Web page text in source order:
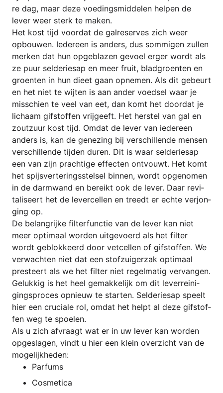
re dag, maar deze voe­dings­mid­de­len hel­pen de
lever weer sterk te maken.
Het kost tijd voor­dat de gal­re­ser­ves zich weer
opbou­wen. Iede­reen is anders, dus som­mi­gen zul­len
mer­ken dat hun opge­bla­zen gev­oel erger wordt als
ze puur sel­de­rie­sap en meer fruit, blad­groen­ten en
groen­ten in hun die­et gaan opne­men. Als dit gebe­urt
en het niet te wij­ten is aan ander voed­sel waar je
mis­schien te veel van eet, dan komt het door­dat je
lichaam gif­stof­fen vri­j­ge­eft. Het hers­tel van gal en
zout­zuur kost tijd. Omdat de lever van iede­reen
anders is, kan de gene­zing bij ver­schil­len­de men­sen
ver­schil­len­de tij­den duren. Dit is waar sel­de­rie­sap
een van zijn prachti­ge effec­ten ont­vouwt. Het komt
het spijs­ver­te­ringsstel­sel bin­nen, wordt opge­no­men
in de darm­wand en bereikt ook de lever. Daar revi­
ta­li­se­ert het de lever­cel­len en treedt er ech­te ver­jon­
ging op.
De belan­gri­jke fil­ter­func­tie van de lever kan niet
meer optim­aal wor­den uit­ge­voerd als het fil­ter
wordt gebl­ok­ke­erd door vet­cel­len of gif­stof­fen. We
ver­wach­ten niet dat een stof­zu­igerzak optim­aal
pres­teert als we het fil­ter niet regel­ma­tig ver­van­gen.
Geluk­kig is het heel gemak­ke­li­jk om dit lever­rei­ni­
gingspro­ces opnieuw te star­ten. Sel­de­rie­sap speelt
hier een cru­cia­le rol, omdat het helpt al deze gif­stof­
fen weg te spoelen.
Als u zich afv­raagt wat er in uw lever kan wor­den
opgesla­gen, vindt u hier een klein over­zicht van de
mogelijkheden:
Par­fums
Cos­me­ti­ca